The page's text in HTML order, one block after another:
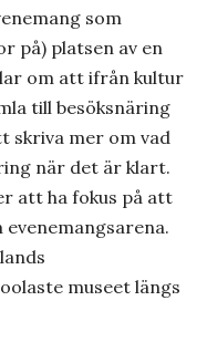
som
på) platsen av en
om att ifrån kultur
till besöksnäring
skriva mer om vad
när det är klart.
att ha fokus på att
museet längs